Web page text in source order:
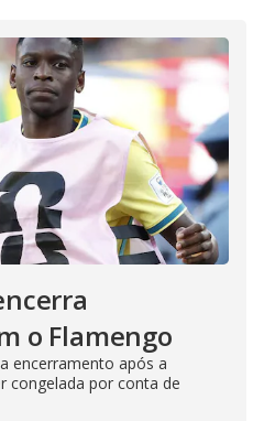
o Flamengo
encerramento após a
congelada por conta de